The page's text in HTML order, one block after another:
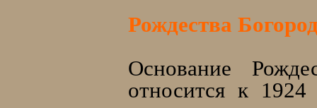
Рождества
Основание
относится к 1924